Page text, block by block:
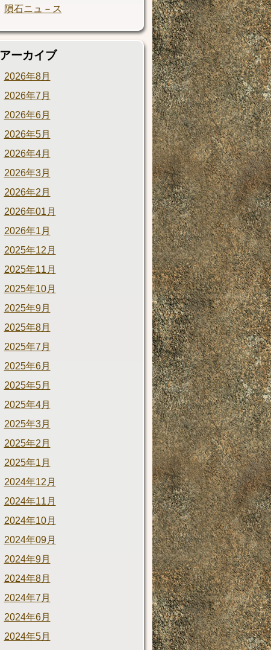
隕石ニュ－ス
アーカイブ
2026年8月
2026年7月
2026年6月
2026年5月
2026年4月
2026年3月
2026年2月
2026年01月
2026年1月
2025年12月
2025年11月
2025年10月
2025年9月
2025年8月
2025年7月
2025年6月
2025年5月
2025年4月
2025年3月
2025年2月
2025年1月
2024年12月
2024年11月
2024年10月
2024年09月
2024年9月
2024年8月
2024年7月
2024年6月
2024年5月